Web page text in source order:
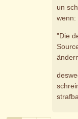
un
wenn:
"Die